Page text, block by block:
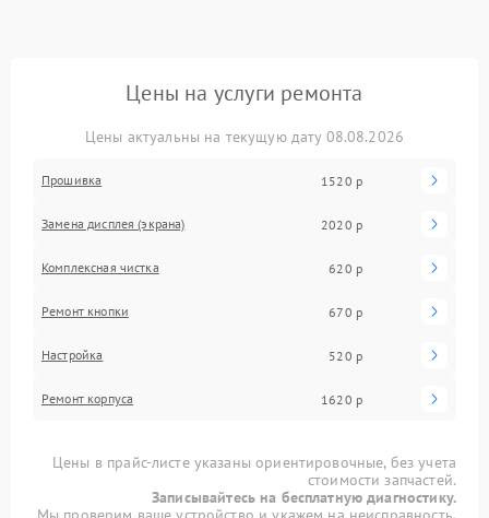
Цены на услуги ремонта
Цены актуальны на текущую дату 08.08.2026
Прошивка 1520 р
Замена дисплея (экрана) 2020 р
Комплексная чистка 620 р
Ремонт кнопки 670 р
Настройка 520 р
Ремонт корпуса 1620 р
Цены в прайс-листе указаны ориентировочные, без учета
стоимости запчастей.
Записывайтесь на бесплатную диагностику.